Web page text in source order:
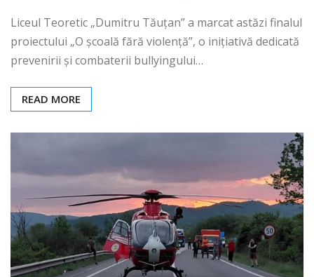
Liceul Teoretic „Dumitru Tăuțan” a marcat astăzi finalul
proiectului „O școală fără violență”, o inițiativă dedicată
prevenirii și combaterii bullyingului…
READ MORE